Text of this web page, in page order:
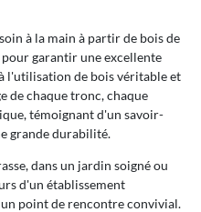
à la main à partir de bois de
garantir une excellente
l'utilisation de bois véritable et
de chaque tronc, chaque
témoignant d'un savoir-
grande durabilité.
dans un jardin soigné ou
d'un établissement
point de rencontre convivial.